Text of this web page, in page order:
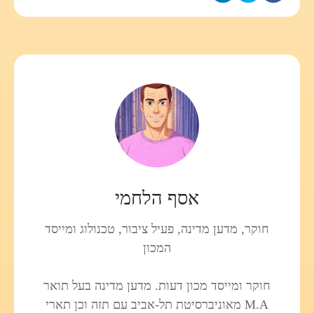
אסף הלחמי
חוקר, מדען מדינה, פעיל ציבור, טכנולוג ומייסד
המכון
חוקר ומייסד מכון דעות. מדען מדינה בעל תואר
M.A מאוניברסיטת תל-אביב עם תזה וכן תארי